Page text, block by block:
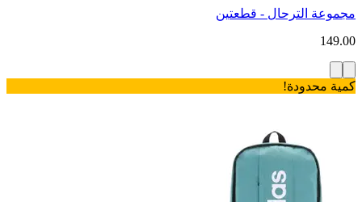
مجموعة الترحال - قطعتين
149.00
كمية محدودة!